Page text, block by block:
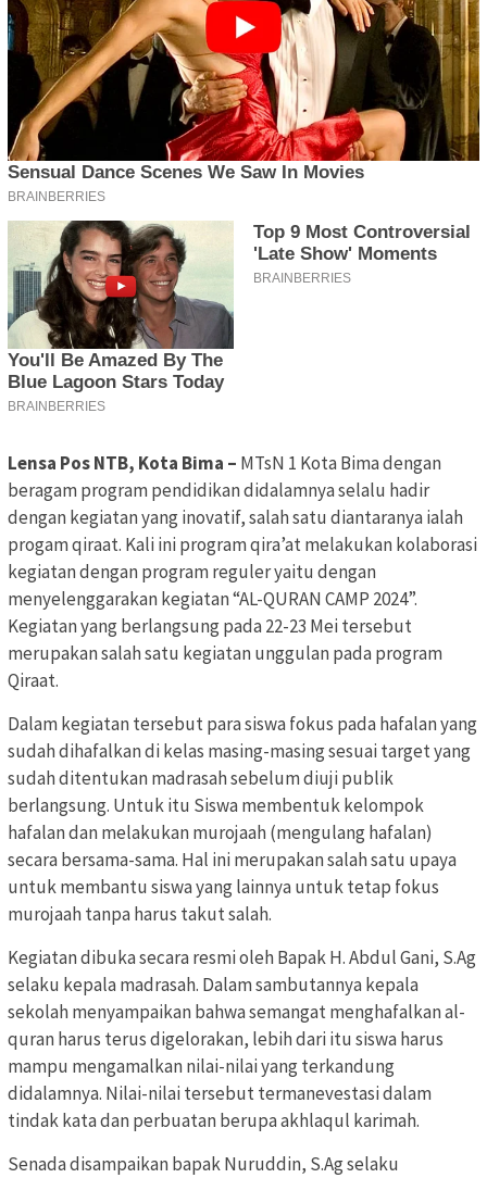
Lensa Pos NTB, Kota Bima – MTsN 1 Kota Bima dengan
beragam program pendidikan didalamnya selalu hadir
dengan kegiatan yang inovatif, salah satu diantaranya ialah
progam qiraat. Kali ini program qira’at melakukan kolaborasi
kegiatan dengan program reguler yaitu dengan
menyelenggarakan kegiatan “AL-QURAN CAMP 2024”.
Kegiatan yang berlangsung pada 22-23 Mei tersebut
merupakan salah satu kegiatan unggulan pada program
Qiraat.
Dalam kegiatan tersebut para siswa fokus pada hafalan yang
sudah dihafalkan di kelas masing-masing sesuai target yang
sudah ditentukan madrasah sebelum diuji publik
berlangsung. Untuk itu Siswa membentuk kelompok
hafalan dan melakukan murojaah (mengulang hafalan)
secara bersama-sama. Hal ini merupakan salah satu upaya
untuk membantu siswa yang lainnya untuk tetap fokus
murojaah tanpa harus takut salah.
Kegiatan dibuka secara resmi oleh Bapak H. Abdul Gani, S.Ag
selaku kepala madrasah. Dalam sambutannya kepala
sekolah menyampaikan bahwa semangat menghafalkan al-
quran harus terus digelorakan, lebih dari itu siswa harus
mampu mengamalkan nilai-nilai yang terkandung
didalamnya. Nilai-nilai tersebut termanevestasi dalam
tindak kata dan perbuatan berupa akhlaqul karimah.
Senada disampaikan bapak Nuruddin, S.Ag selaku